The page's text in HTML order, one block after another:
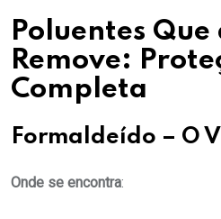
Poluentes
Remove:
Completa
Formaldeído – O
Onde se encontra: